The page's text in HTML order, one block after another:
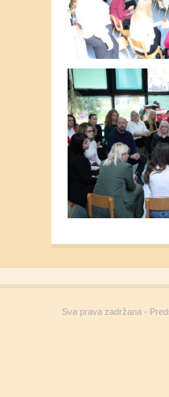
Sva prava zadržana -